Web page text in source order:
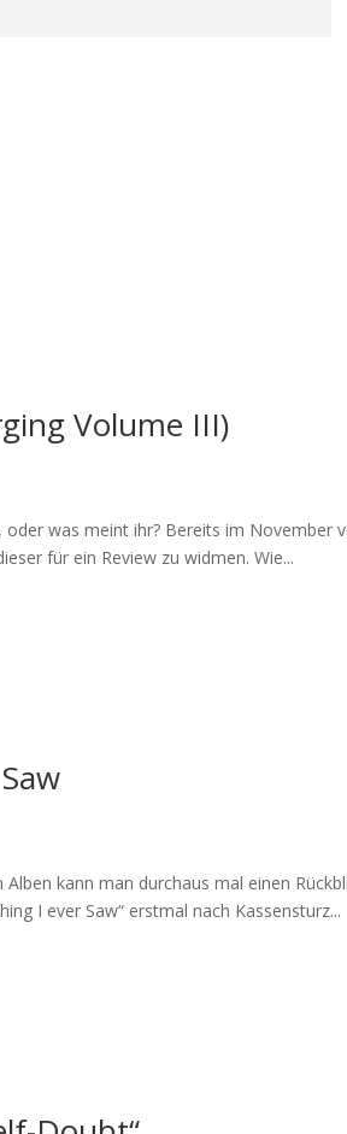
Volume III)
was meint ihr? Bereits im November
für ein Review zu widmen. Wie...
kann man durchaus mal einen
I ever Saw“ erstmal nach Kassensturz...